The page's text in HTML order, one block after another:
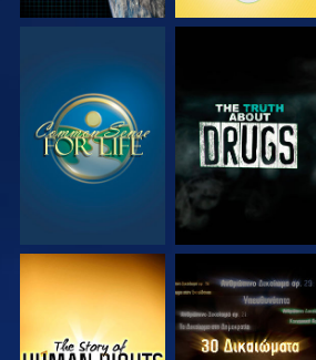
ΠΑΡΑΚΟΛΟΥΘΗΣΤΕ ΠΑΡΑΚΟΛΟΥΘΗΣΤΕ
ΠΑΡΑΚΟΛΟΥΘΗΣΤΕ ΠΑΡΑΚΟΛΟΥΘΗΣΤΕ